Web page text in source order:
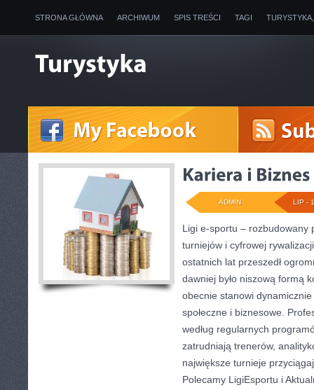
STRONA GŁÓWNA ARCHIWUM SPIS TREŚCI TAGI
LIP -
ADMIN
Ligi e-sportu – rozbudowany
turniejów i cyfrowej
ostatnich lat przeszedł
dawniej było niszową formą
obecnie stanowi
społeczne i biznesowe.
według regularnych
zatrudniają trenerów,
największe turnieje
Polecamy LigiEsportu i